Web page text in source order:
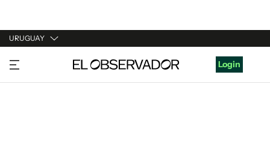
URUGUAY
URUGUAY
ARGENTINA
Login